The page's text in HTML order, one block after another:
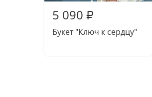
5 090 ₽
Букет "Ключ к сердцу"